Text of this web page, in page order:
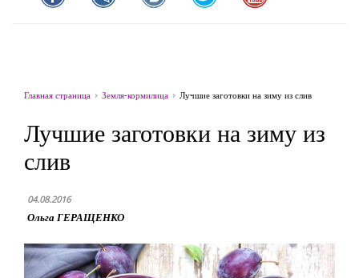
Главная страница Земля-кормилица Лучшие заготовки на зиму из слив
Лучшие заготовки на зиму из
слив
04.08.2016
Ольга ГЕРАЩЕНКО